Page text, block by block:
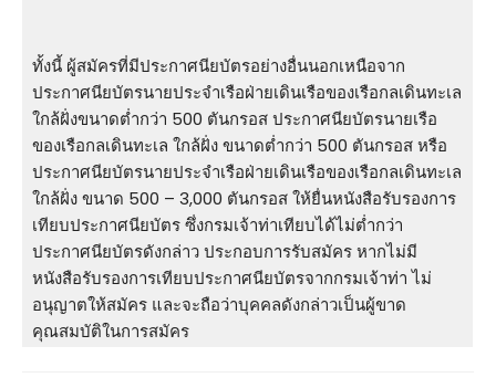
ทั้งนี้ ผู้สมัครที่มีประกาศนียบัตรอย่างอื่นนอกเหนือจาก
ประกาศนียบัตรนายประจำเรือฝ่ายเดินเรือของเรือกลเดินทะเล
ใกล้ฝั่งขนาดต่ำกว่า 500 ตันกรอส ประกาศนียบัตรนายเรือ
ของเรือกลเดินทะเล ใกล้ฝั่ง ขนาดต่ำกว่า 500 ตันกรอส หรือ
ประกาศนียบัตรนายประจำเรือฝ่ายเดินเรือของเรือกลเดินทะเล
ใกล้ฝั่ง ขนาด 500 – 3,000 ตันกรอส ให้ยื่นหนังสือรับรองการ
เทียบประกาศนียบัตร ซึ่งกรมเจ้าท่าเทียบได้ไม่ต่ำกว่า
ประกาศนียบัตรดังกล่าว ประกอบการรับสมัคร หากไม่มี
หนังสือรับรองการเทียบประกาศนียบัตรจากกรมเจ้าท่า ไม่
อนุญาตให้สมัคร และจะถือว่าบุคคลดังกล่าวเป็นผู้ขาด
คุณสมบัติในการสมัคร